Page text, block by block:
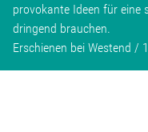
provokante Ideen für eine
dringend brauchen.
Erschienen bei Westend /